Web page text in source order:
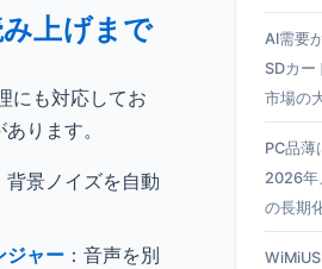
上げまで
にも対応してお
ります。
背景ノイズを自動
ジャー ：音声を別
AI需要
SDカー
市場の
PC品薄
2026年
の長期